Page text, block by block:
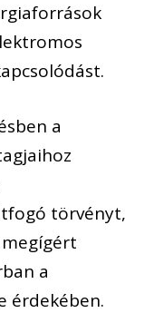
a
törvényt,
a
érdekében.